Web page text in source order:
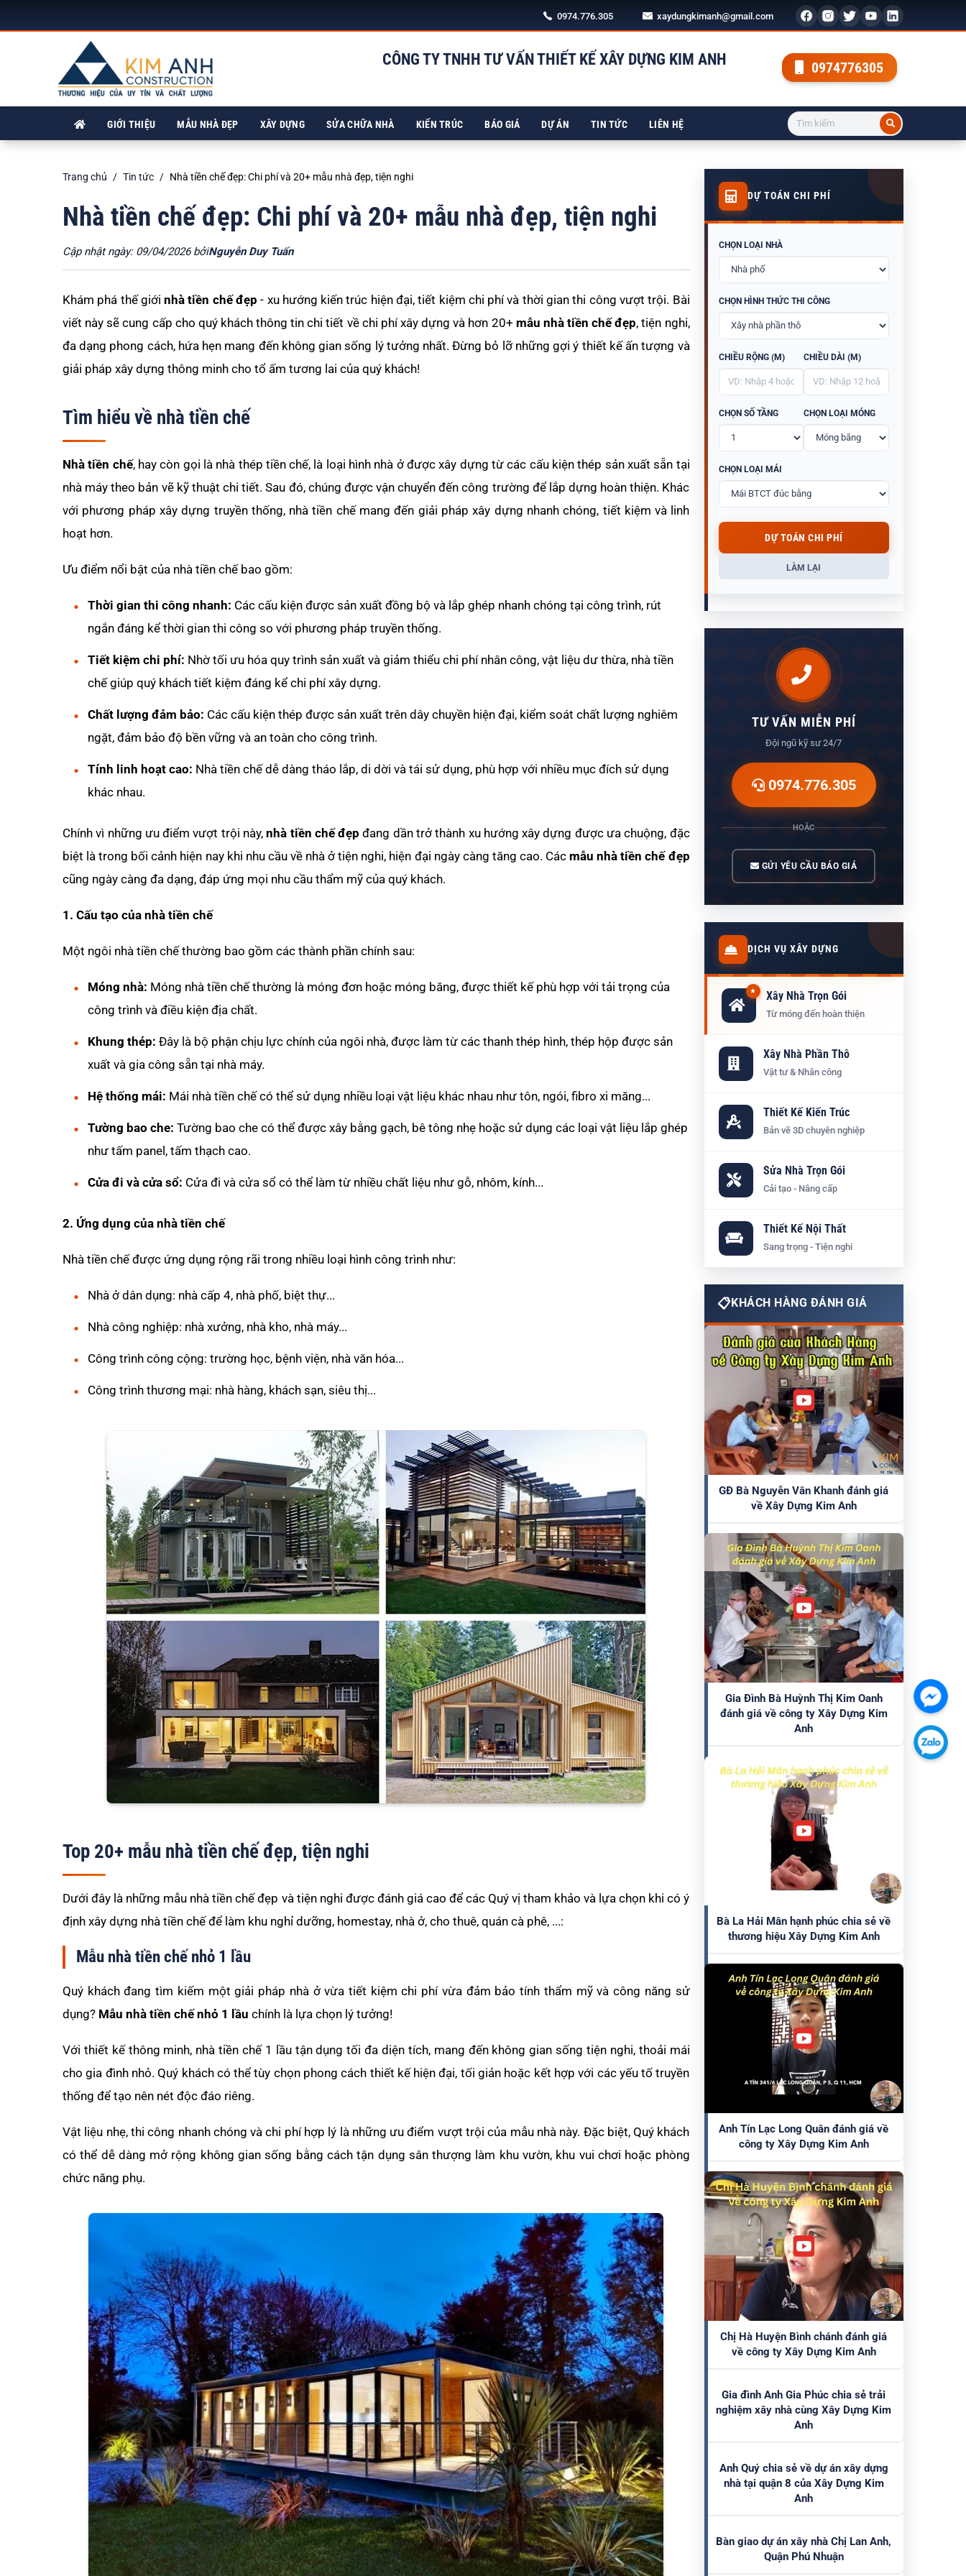
0974.776.305 xaydungkimanh@gmail.com
CÔNG TY TNHH TƯ VẤN THIẾT KẾ XÂY DỰNG KIM ANH 0974776305
GIỚI THIỆU MẪU NHÀ ĐẸP XÂY DỰNG SỬA CHỮA NHÀ KIẾN TRÚC BÁO GIÁ DỰ ÁN TIN TỨC LIÊN HỆ
Trang chủ Tin tức Nhà tiền chế đẹp: Chi phí và 20+ mẫu nhà đẹp, tiện nghi
Nhà tiền chế đẹp: Chi phí và 20+ mẫu nhà đẹp, tiện nghi
Cập nhật ngày: 09/04/2026 bởiNguyễn Duy Tuấn
Khám phá thế giớinhà tiền chế đẹp - xu hướng kiến trúc hiện đại, tiết kiệm chi phí và thời gian thi công vượt trội. Bài
viết này sẽ cung cấp cho quý khách thông tin chi tiết về chi phí xây dựng và hơn 20+ mẫu nhà tiền chế đẹp, tiện nghi,
đa dạng phong cách, hứa hẹn mang đến không gian sống lý tưởng nhất. Đừng bỏ lỡ những gợi ý thiết kế ấn tượng và
giải pháp xây dựng thông minh cho tổ ấm tương lai của quý khách!
Tìm hiểu về nhà tiền chế
Nhà tiền chế, hay còn gọi là nhà thép tiền chế, là loại hình nhà ở được xây dựng từ các cấu kiện thép sản xuất sẵn tại
nhà máy theo bản vẽ kỹ thuật chi tiết. Sau đó, chúng được vận chuyển đến công trường để lắp dựng hoàn thiện. Khác
với phương pháp xây dựng truyền thống, nhà tiền chế mang đến giải pháp xây dựng nhanh chóng, tiết kiệm và linh
hoạt hơn.
Ưu điểm nổi bật của nhà tiền chế bao gồm:
Thời gian thi công nhanh: Các cấu kiện được sản xuất đồng bộ và lắp ghép nhanh chóng tại công trình, rút
ngắn đáng kể thời gian thi công so với phương pháp truyền thống.
Tiết kiệm chi phí: Nhờ tối ưu hóa quy trình sản xuất và giảm thiểu chi phí nhân công, vật liệu dư thừa, nhà tiền
chế giúp quý khách tiết kiệm đáng kể chi phí xây dựng.
Chất lượng đảm bảo: Các cấu kiện thép được sản xuất trên dây chuyền hiện đại, kiểm soát chất lượng nghiêm
ngặt, đảm bảo độ bền vững và an toàn cho công trình.
Tính linh hoạt cao: Nhà tiền chế dễ dàng tháo lắp, di dời và tái sử dụng, phù hợp với nhiều mục đích sử dụng
khác nhau.
Chính vì những ưu điểm vượt trội này,nhà tiền chế đẹp đang dần trở thành xu hướng xây dựng được ưa chuộng, đặc
biệt là trong bối cảnh hiện nay khi nhu cầu về nhà ở tiện nghi, hiện đại ngày càng tăng cao. Các mẫu nhà tiền chế đẹp
cũng ngày càng đa dạng, đáp ứng mọi nhu cầu thẩm mỹ của quý khách.
1. Cấu tạo của nhà tiền chế
Một ngôi nhà tiền chế thường bao gồm các thành phần chính sau:
Móng nhà: Móng nhà tiền chế thường là móng đơn hoặc móng băng, được thiết kế phù hợp với tải trọng của
công trình và điều kiện địa chất.
Khung thép: Đây là bộ phận chịu lực chính của ngôi nhà, được làm từ các thanh thép hình, thép hộp được sản
xuất và gia công sẵn tại nhà máy.
Hệ thống mái: Mái nhà tiền chế có thể sử dụng nhiều loại vật liệu khác nhau như tôn, ngói, fibro xi măng...
Tường bao che: Tường bao che có thể được xây bằng gạch, bê tông nhẹ hoặc sử dụng các loại vật liệu lắp ghép
như tấm panel, tấm thạch cao.
Cửa đi và cửa sổ: Cửa đi và cửa sổ có thể làm từ nhiều chất liệu như gỗ, nhôm, kính...
2. Ứng dụng của nhà tiền chế
Nhà tiền chế được ứng dụng rộng rãi trong nhiều loại hình công trình như:
Nhà ở dân dụng: nhà cấp 4, nhà phố, biệt thự...
Nhà công nghiệp: nhà xưởng, nhà kho, nhà máy...
Công trình công cộng: trường học, bệnh viện, nhà văn hóa...
Công trình thương mại: nhà hàng, khách sạn, siêu thị...
Top 20+ mẫu nhà tiền chế đẹp, tiện nghi
Dưới đây là những mẫu nhà tiền chế đẹp và tiện nghi được đánh giá cao để các Quý vị tham khảo và lựa chọn khi có ý
định xây dựng nhà tiền chế để làm khu nghỉ dưỡng, homestay, nhà ở, cho thuê, quán cà phê, ...:
Mẫu nhà tiền chế nhỏ 1 lầu
Quý khách đang tìm kiếm một giải pháp nhà ở vừa tiết kiệm chi phí vừa đảm bảo tính thẩm mỹ và công năng sử
dụng? Mẫu nhà tiền chế nhỏ 1 lầu chính là lựa chọn lý tưởng!
Với thiết kế thông minh, nhà tiền chế 1 lầu tận dụng tối đa diện tích, mang đến không gian sống tiện nghi, thoải mái
cho gia đình nhỏ. Quý khách có thể tùy chọn phong cách thiết kế hiện đại, tối giản hoặc kết hợp với các yếu tố truyền
thống để tạo nên nét độc đáo riêng.
Vật liệu nhẹ, thi công nhanh chóng và chi phí hợp lý là những ưu điểm vượt trội của mẫu nhà này. Đặc biệt, Quý khách
có thể dễ dàng mở rộng không gian sống bằng cách tận dụng sân thượng làm khu vườn, khu vui chơi hoặc phòng
chức năng phụ.
DỰ TOÁN CHI PHÍ
CHỌN LOẠI NHÀ
CHỌN HÌNH THỨC THI CÔNG
CHIỀU RỘNG (M) CHIỀU DÀI (M)
CHỌN SỐ TẦNG CHỌN LOẠI MÓNG
CHỌN LOẠI MÁI
DỰ TOÁN CHI PHÍ
LÀM LẠI
TƯ VẤN MIỄN PHÍ
Đội ngũ kỹ sư 24/7
0974.776.305
HOẶC
GỬI YÊU CẦU BÁO GIÁ
DỊCH VỤ XÂY DỰNG
★ Xây Nhà Trọn Gói
Từ móng đến hoàn thiện
Xây Nhà Phần Thô
Vật tư & Nhân công
Thiết Kế Kiến Trúc
Bản vẽ 3D chuyên nghiệp
Sửa Nhà Trọn Gói
Cải tạo - Nâng cấp
Thiết Kế Nội Thất
Sang trọng - Tiện nghi
KHÁCH HÀNG ĐÁNH GIÁ
GĐ Bà Nguyễn Vân Khanh đánh giá
về Xây Dựng Kim Anh
Gia Đình Bà Huỳnh Thị Kim Oanh
đánh giá về công ty Xây Dựng Kim
Anh
Bà La Hải Mân hạnh phúc chia sẻ về
thương hiệu Xây Dựng Kim Anh
Anh Tín Lạc Long Quân đánh giá về
công ty Xây Dựng Kim Anh
Chị Hà Huyện Bình chánh đánh giá
về công ty Xây Dựng Kim Anh
Gia đình Anh Gia Phúc chia sẻ trải
nghiệm xây nhà cùng Xây Dựng Kim
Anh
Anh Quý chia sẻ về dự án xây dựng
nhà tại quận 8 của Xây Dựng Kim
Anh
Bàn giao dự án xây nhà Chị Lan Anh,
Quận Phú Nhuận
Chát
với
chúng
tôi
Chát